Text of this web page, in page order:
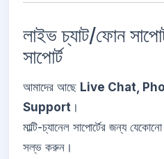
লাইভ চ্যাট/ফোন
সাপোর্ট
আমাদের আছে Live Chat,
Support ।
মাল্টি-চ্যানেল সাপোর্টের জন্য
সল্ভ করুন।